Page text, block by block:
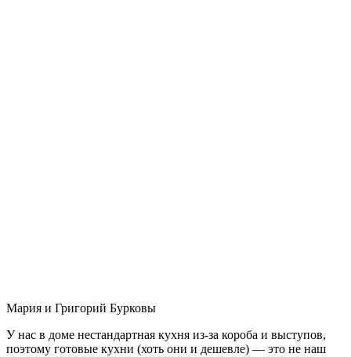
Мария и Григорий Бурковы
У нас в доме нестандартная кухня из-за короба и выступов,
поэтому готовые кухни (хоть они и дешевле) — это не наш